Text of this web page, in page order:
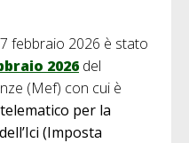
febbraio 2026 è stato
2026 del
(Mef) con cui è
per la
(Imposta